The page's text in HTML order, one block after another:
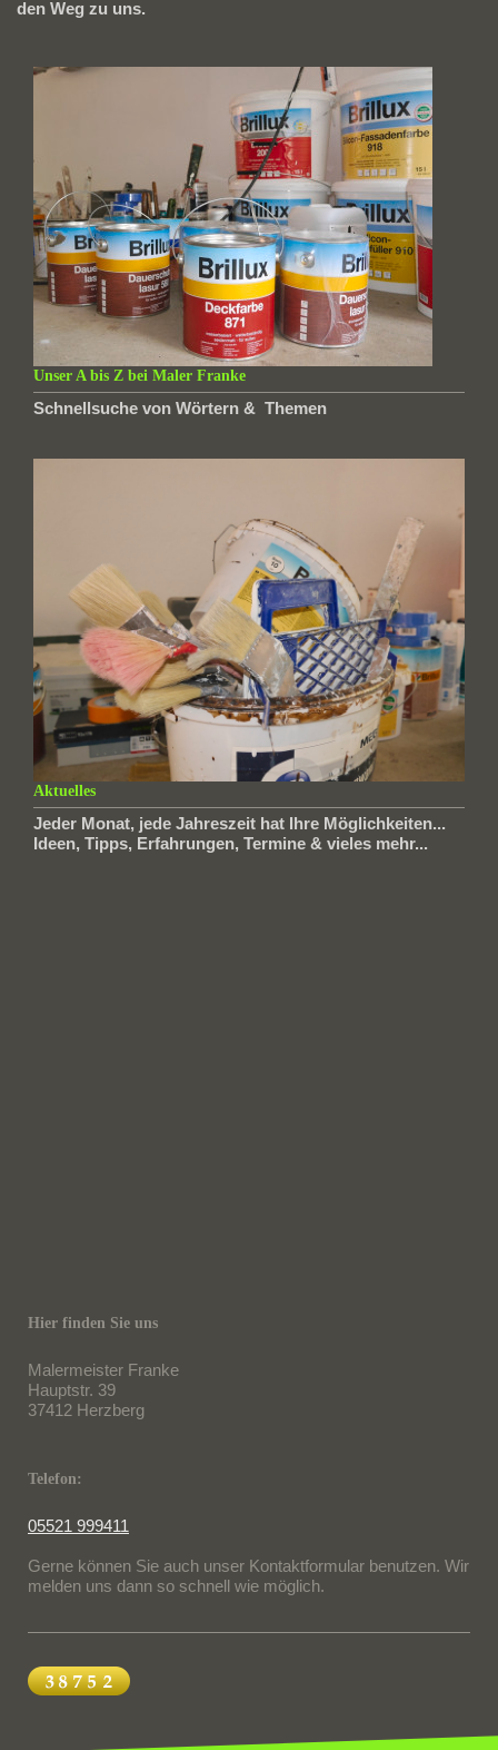
den Weg zu uns.
Unser A bis Z bei Maler Franke
Schnellsuche von Wörtern & Themen
Aktuelles
Jeder Monat, jede Jahreszeit hat Ihre Möglichkeiten...
Ideen, Tipps, Erfahrungen, Termine & vieles mehr...
Hier finden Sie uns
Malermeister Franke
Hauptstr. 39
37412 Herzberg
Telefon:
05521 999411
Gerne können Sie auch unser Kontaktformular benutzen. Wir
melden uns dann so schnell wie möglich.